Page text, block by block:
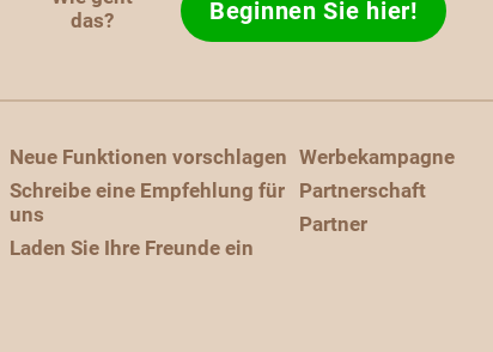
das?
Beginnen Sie hier!
Neue Funktionen vorschlagen
Schreibe eine Empfehlung für
uns
Laden Sie Ihre Freunde ein
Werbekampagne
Partnerschaft
Partner